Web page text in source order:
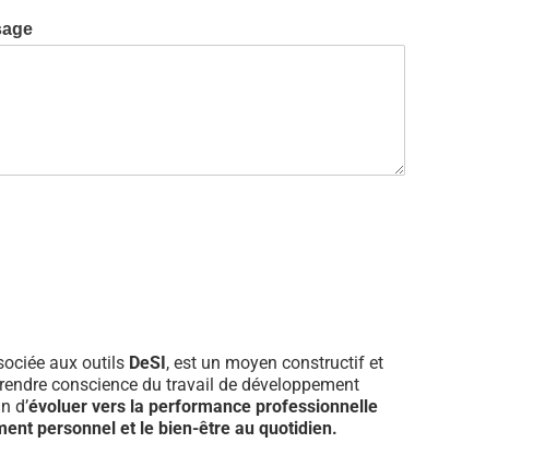
aux outils DeSI, est un moyen constructif et
conscience du travail de développement
d’évoluer vers la performance professionnelle
personnel et le bien-être au quotidien.